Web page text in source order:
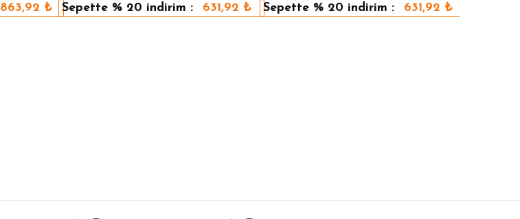
HIZLI BAK
863,92 ₺
FAVORİLERİME EKLE HIZLI BAK
Sepette % 20 indirim : 631,92 ₺
FAVORİLERİME EKLE HIZLI BAK
Sepette % 20 indirim : 631,92 ₺